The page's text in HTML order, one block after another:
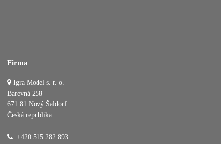
Firma
Igra Model s. r. o.
Barevná 258
671 81 Nový Šaldorf
Česká republika
+420 515 282 893